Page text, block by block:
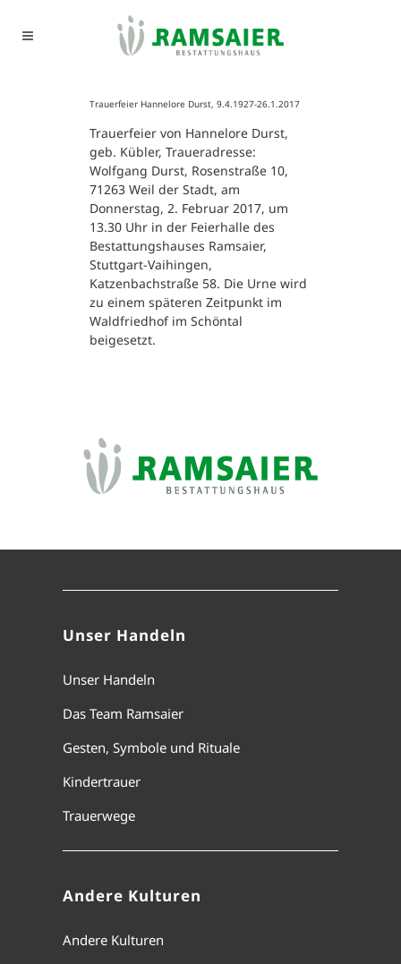
Trauerfeier Hannelore Durst, 9.4.1927-26.1.2017
Trauerfeier von Hannelore Durst,
geb. Kübler, Traueradresse:
Wolfgang Durst, Rosenstraße 10,
71263 Weil der Stadt, am
Donnerstag, 2. Februar 2017, um
13.30 Uhr in der Feierhalle des
Bestattungshauses Ramsaier,
Stuttgart-Vaihingen,
Katzenbachstraße 58. Die Urne wird
zu einem späteren Zeitpunkt im
Waldfriedhof im Schöntal
beigesetzt.
Unser Handeln
Unser Handeln
Das Team Ramsaier
Gesten, Symbole und Rituale
Kindertrauer
Trauerwege
Andere Kulturen
Andere Kulturen